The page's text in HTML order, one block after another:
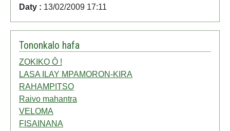
Daty : 13/02/2009 17:11
Tononkalo hafa
ZOKIKO Ô !
LASA ILAY MPAMORON-KIRA
RAHAMPITSO
Raivo mahantra
VELOMA
FISAINANA